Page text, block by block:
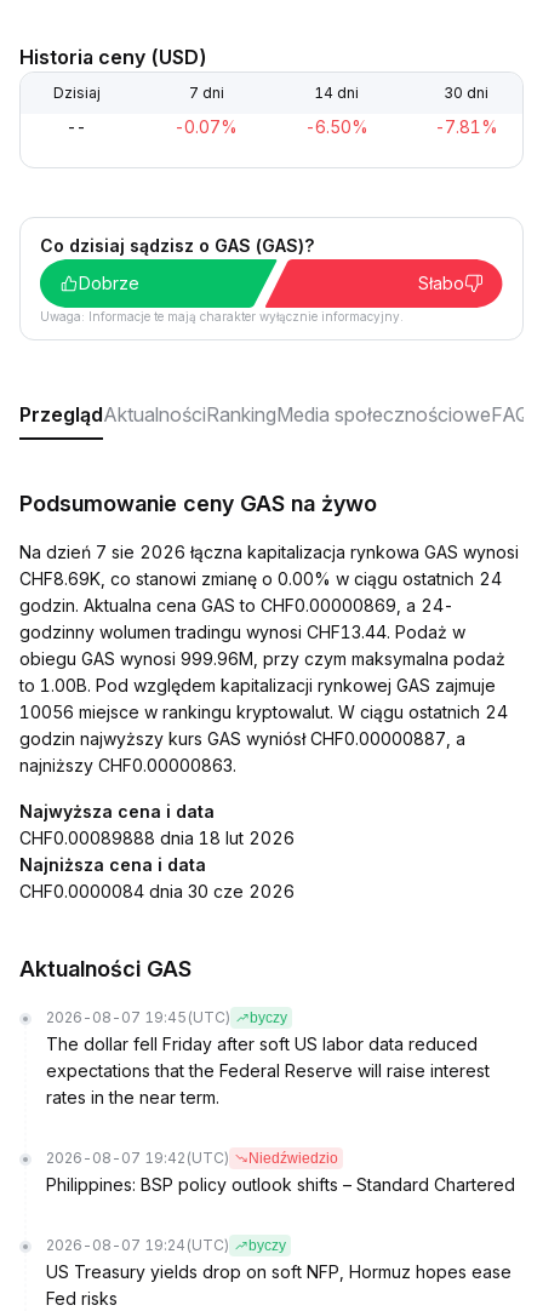
Historia ceny (USD)
Dzisiaj 7 dni 14 dni 30 dni
-- -0.07% -6.50% -7.81%
Co dzisiaj sądzisz o GAS (GAS)?
Dobrze
Słabo
Uwaga: Informacje te mają charakter wyłącznie informacyjny.
PrzeglądAktualnościRankingMedia społecznościoweFAQ
Podsumowanie ceny GAS na żywo
Na dzień 7 sie 2026 łączna kapitalizacja rynkowa GAS wynosi
CHF8.69K, co stanowi zmianę o 0.00% w ciągu ostatnich 24
godzin. Aktualna cena GAS to CHF0.00000869, a 24-
godzinny wolumen tradingu wynosi CHF13.44. Podaż w
obiegu GAS wynosi 999.96M, przy czym maksymalna podaż
to 1.00B. Pod względem kapitalizacji rynkowej GAS zajmuje
10056 miejsce w rankingu kryptowalut. W ciągu ostatnich 24
godzin najwyższy kurs GAS wyniósł CHF0.00000887, a
najniższy CHF0.00000863.
Najwyższa cena i data
CHF0.00089888 dnia 18 lut 2026
Najniższa cena i data
CHF0.0000084 dnia 30 cze 2026
Aktualności GAS
2026-08-07 19:45 (UTC) byczy
The dollar fell Friday after soft US labor data reduced
expectations that the Federal Reserve will raise interest
rates in the near term.
2026-08-07 19:42 (UTC) Niedźwiedzio
Philippines: BSP policy outlook shifts – Standard Chartered
2026-08-07 19:24 (UTC) byczy
US Treasury yields drop on soft NFP, Hormuz hopes ease
Fed risks